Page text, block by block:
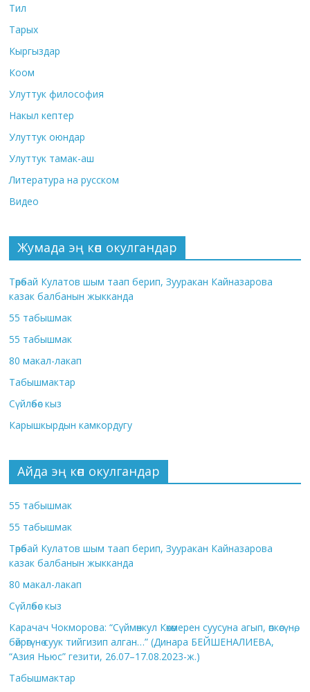
Тил
Тарых
Кыргыздар
Коом
Улуттук философия
Накыл кептер
Улуттук оюндар
Улуттук тамак-аш
Литература на русском
Видео
Жумада эң көп окулгандар
Төрөбай Кулатов шым таап берип, Зууракан Кайназарова
казак балбанын жыкканда
55 табышмак
55 табышмак
80 макал-лакап
Табышмактар
Сүйлөбөс кыз
Карышкырдын камкордугу
Айда эң көп окулгандар
55 табышмак
55 табышмак
Төрөбай Кулатов шым таап берип, Зууракан Кайназарова
казак балбанын жыкканда
80 макал-лакап
Сүйлөбөс кыз
Карачач Чокморова: “Сүймөнкул Көкөмерен суусуна агып, өпкөсүнө,
бөйрөгүнө суук тийгизип алган…” (Динара БЕЙШЕНАЛИЕВА,
“Азия Ньюс” гезити, 26.07–17.08.2023-ж.)
Табышмактар